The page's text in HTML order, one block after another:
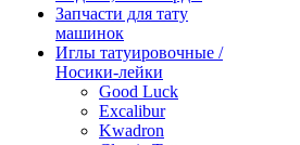
Запчасти для тату
машинок
Иглы татуировочные /
Носики-лейки
Good Luck
Excalibur
Kwadron